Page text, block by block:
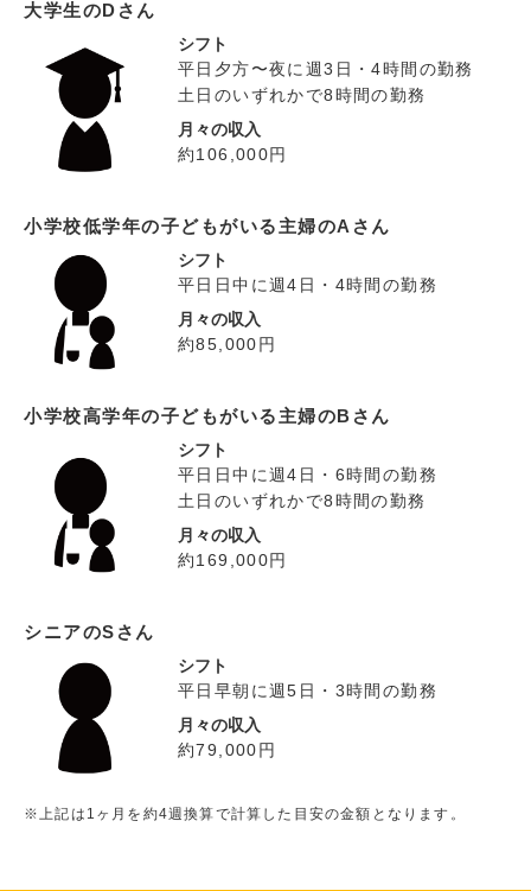
大学生のDさん
シフト
平日夕方〜夜に週3日・4時間の勤務
土日のいずれかで8時間の勤務
月々の収入
約106,000円
小学校低学年の子どもがいる主婦のAさん
シフト
平日日中に週4日・4時間の勤務
月々の収入
約85,000円
小学校高学年の子どもがいる主婦のBさん
シフト
平日日中に週4日・6時間の勤務
土日のいずれかで8時間の勤務
月々の収入
約169,000円
シニアのSさん
シフト
平日早朝に週5日・3時間の勤務
月々の収入
約79,000円
※上記は1ヶ月を約4週換算で計算した目安の金額となります。